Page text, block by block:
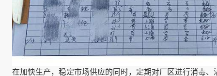
在加快生产，稳定市场供应的同时，定期对厂区进行消毒、